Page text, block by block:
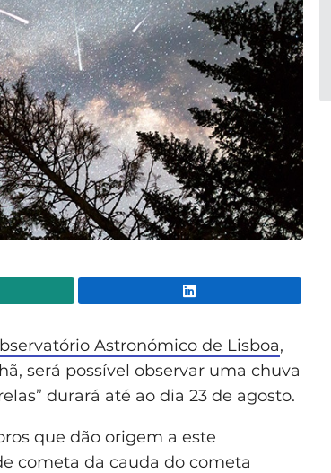
Astronómico de Lisboa,
será possível observar uma chuva
durará até ao dia 23 de agosto.
que dão origem a este
cometa da cauda do cometa